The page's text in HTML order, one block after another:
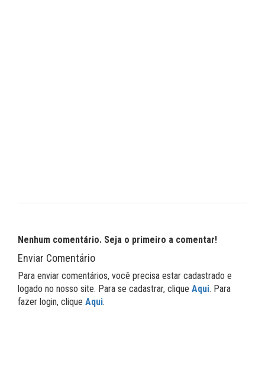
Nenhum comentário. Seja o primeiro a comentar!
Enviar Comentário
Para enviar comentários, você precisa estar cadastrado e
logado no nosso site. Para se cadastrar, clique Aqui. Para
fazer login, clique Aqui.